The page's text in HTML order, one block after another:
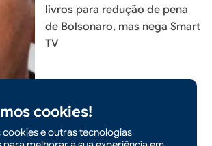
cookies!
cookies e outras tecnologias
livros para redução de pena
de Bolsonaro, mas nega Smart
TV